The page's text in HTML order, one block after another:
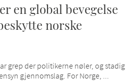
en global bevegelse
norske
grep der politikerne nøler, og stadig
gjennomslag. For Norge, ...